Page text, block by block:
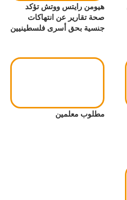
هيومن رايتس ووتش تؤكد
صحة تقارير عن انتهاكات
جنسية بحق أسرى فلسطينيين
مطلوب معلمين